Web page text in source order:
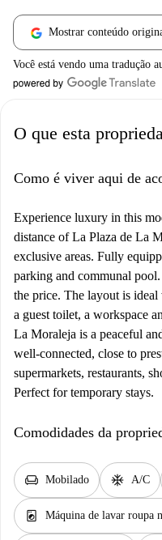
Mostrar conteúdo
Você está vendo uma tradução
O que esta
Como é viver aqui de
Experience luxury in this
distance of La Plaza de La
exclusive areas. Fully
parking and communal
the price. The layout is
a guest toilet, a workspace
La Moraleja is a peaceful
well-connected, close to
supermarkets, restaurants,
Perfect for temporary stays.
Comodidades da
chair Mobilado ac_unit A/C
local_laundry_service Máquina de lavar roupa